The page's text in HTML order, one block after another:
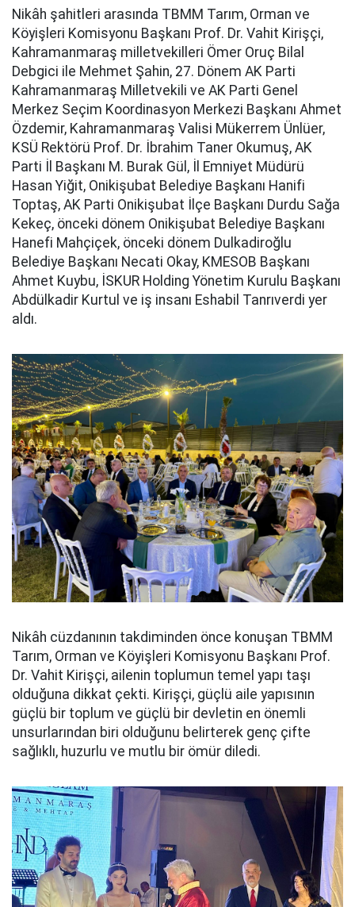
Nikâh şahitleri arasında TBMM Tarım, Orman ve
Köyişleri Komisyonu Başkanı Prof. Dr. Vahit Kirişçi,
Kahramanmaraş milletvekilleri Ömer Oruç Bilal
Debgici ile Mehmet Şahin, 27. Dönem AK Parti
Kahramanmaraş Milletvekili ve AK Parti Genel
Merkez Seçim Koordinasyon Merkezi Başkanı Ahmet
Özdemir, Kahramanmaraş Valisi Mükerrem Ünlüer,
KSÜ Rektörü Prof. Dr. İbrahim Taner Okumuş, AK
Parti İl Başkanı M. Burak Gül, İl Emniyet Müdürü
Hasan Yiğit, Onikişubat Belediye Başkanı Hanifi
Toptaş, AK Parti Onikişubat İlçe Başkanı Durdu Sağa
Kekeç, önceki dönem Onikişubat Belediye Başkanı
Hanefi Mahçiçek, önceki dönem Dulkadiroğlu
Belediye Başkanı Necati Okay, KMESOB Başkanı
Ahmet Kuybu, İSKUR Holding Yönetim Kurulu Başkanı
Abdülkadir Kurtul ve iş insanı Eshabil Tanrıverdi yer
aldı.
Nikâh cüzdanının takdiminden önce konuşan TBMM
Tarım, Orman ve Köyişleri Komisyonu Başkanı Prof.
Dr. Vahit Kirişçi, ailenin toplumun temel yapı taşı
olduğuna dikkat çekti. Kirişçi, güçlü aile yapısının
güçlü bir toplum ve güçlü bir devletin en önemli
unsurlarından biri olduğunu belirterek genç çifte
sağlıklı, huzurlu ve mutlu bir ömür diledi.